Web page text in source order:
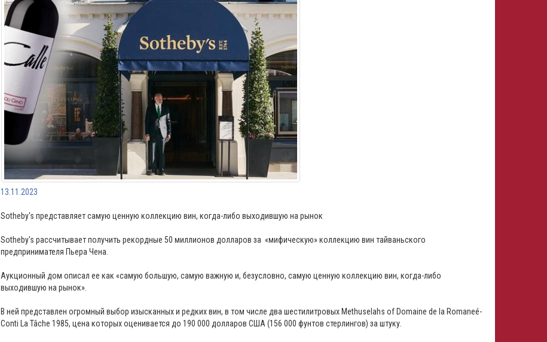
13.11.2023
Sotheby's представляет самую ценную коллекцию вин, когда-либо выходившую на рынок
Sotheby's рассчитывает получить рекордные 50 миллионов долларов за «мифическую» коллекцию вин тайваньского
предпринимателя Пьера Чена.
Аукционный дом описал ее как «самую большую, самую важную и, безусловно, самую ценную коллекцию вин, когда-либо
выходившую на рынок».
В ней представлен огромный выбор изысканных и редких вин, в том числе два шестилитровых Methuselahs of Domaine de la Romaneé-
Conti La Tâche 1985, цена которых оценивается до 190 000 долларов США (156 000 фунтов стерлингов) за штуку.